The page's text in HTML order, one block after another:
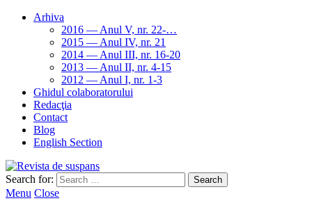
Arhiva
2016 — Anul V, nr. 22-…
2015 — Anul IV, nr. 21
2014 — Anul III, nr. 16-20
2013 — Anul II, nr. 4-15
2012 — Anul I, nr. 1-3
Ghidul colaboratorului
Redacţia
Contact
Blog
English Section
Search for:
Menu Close